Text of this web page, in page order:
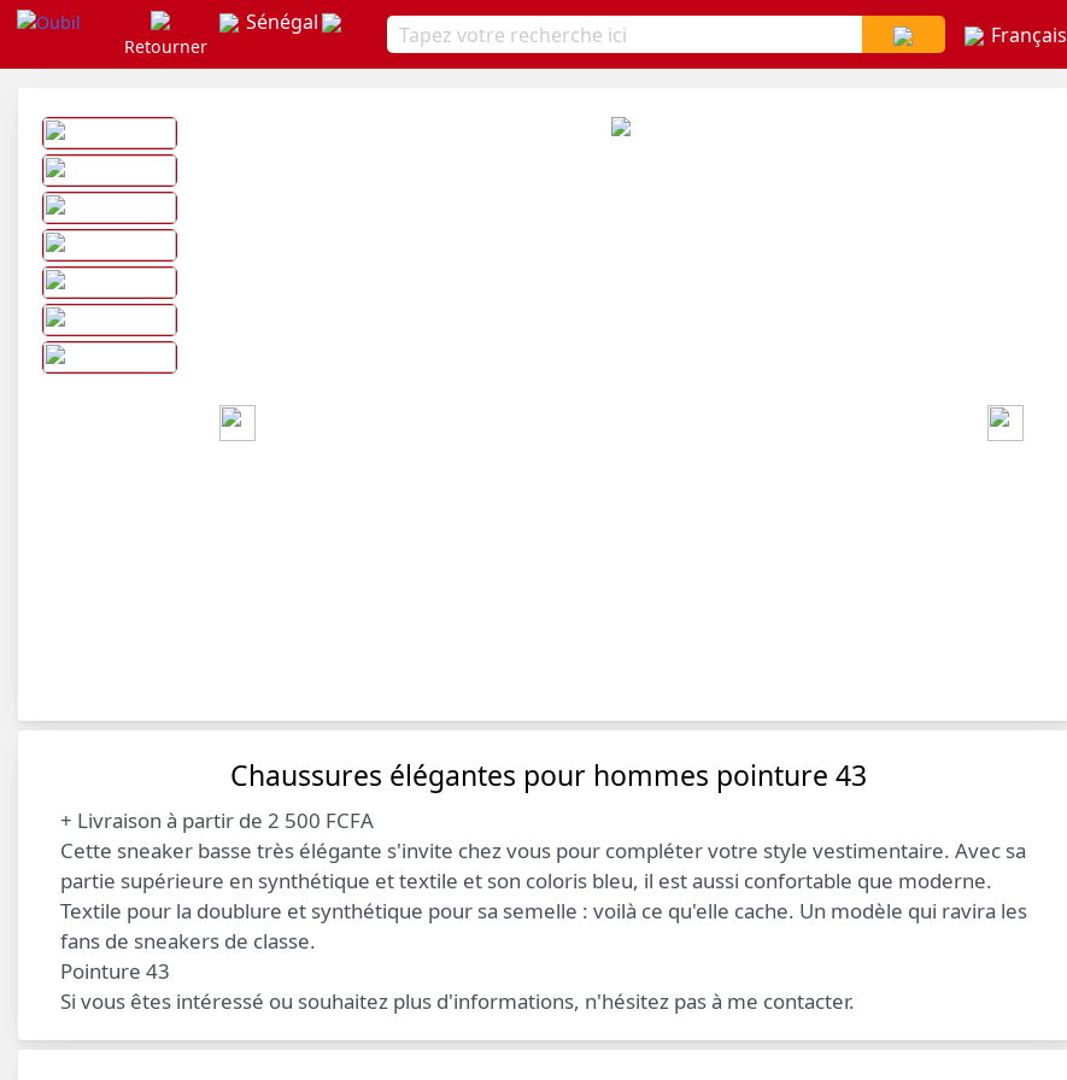
Retourner
Sénégal Français
Chaussures élégantes pour hommes pointure 43
+ Livraison à partir de 2 500 FCFA
Cette sneaker basse très élégante s'invite chez vous pour compléter votre style vestimentaire. Avec sa
partie supérieure en synthétique et textile et son coloris bleu, il est aussi confortable que moderne.
Textile pour la doublure et synthétique pour sa semelle : voilà ce qu'elle cache. Un modèle qui ravira les
fans de sneakers de classe.
Pointure 43
Si vous êtes intéressé ou souhaitez plus d'informations, n'hésitez pas à me contacter.